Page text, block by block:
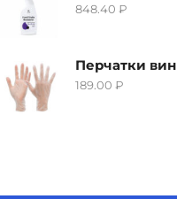
848.40 ₽
189.00 ₽